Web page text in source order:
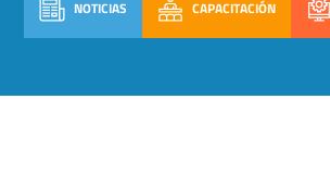
NOTICIAS CAPACITACIÓN